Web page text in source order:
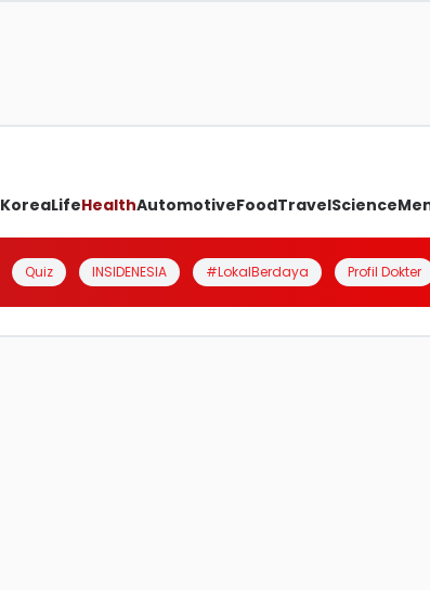
KoreaLifeHealthAutomotiveFoodTravelScience
Quiz INSIDENESIA #LokalBerdaya Profil Dokter